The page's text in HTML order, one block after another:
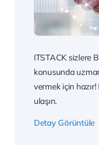
ITSTACK sizlere
konusunda
vermek için
ulaşın.
Detay Görüntüle